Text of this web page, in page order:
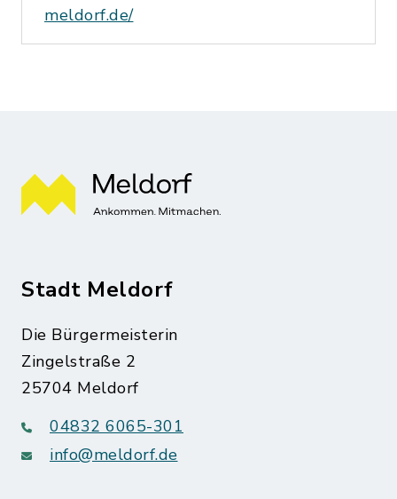
meldorf.de/
Stadt Meldorf
Die Bürgermeisterin
Zingelstraße 2
25704 Meldorf
04832 6065-301
info@meldorf.de